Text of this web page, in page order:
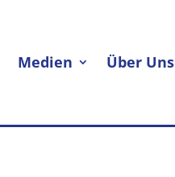
Medien Über Uns